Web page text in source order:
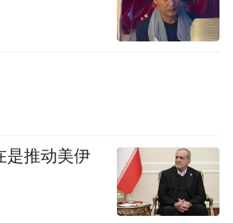
加速性更好，推力也更强
众视野是在2024年的珠海航
歼-35A首次公开飞行表演，
到了中国最先进的五代机外
是推动美伊